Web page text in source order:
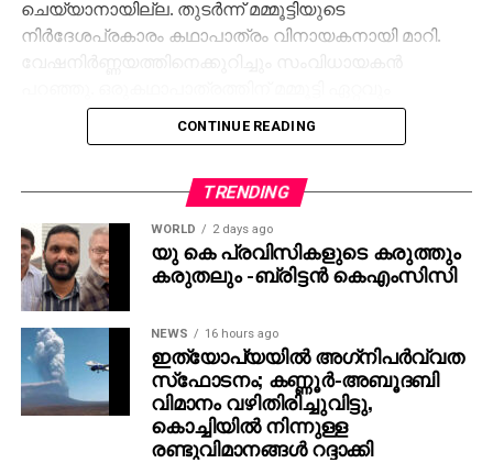
ചെയ്യാനായില്ല. തുടര്‍ന്ന് മമ്മൂട്ടിയുടെ
നിര്‍ദേശപ്രകാരം കഥാപാത്രം വിനായകനായി മാറി.
അനുയോജ്യനാണെന്ന് തോന്നിയതിനാല്‍
എക്‌സിക്യൂട്ടീവ് പ്രൊഡ്യൂസര്‍ വിവേക് ദാമോദരന്‍
തങ്ങള്‍ക്ക് മനസ്സിലുണ്ടായിരുന്നതുപോലെ തന്നെയാണ്
പൃഥ്വിരാജും ആ വേഷം മമ്മൂക്ക ചെയ്യണം എന്ന്
നിര്‍ദേശിച്ചതെന്നും അദ്ദേഹം വെളിപ്പെടുത്തി. ജിതിന്‍
കെ. ജോസ് പറഞ്ഞു പോലെ, വിനായകന്‍ അവതരിപ്പിച്ച
വേഷം തന്നെയാണ് ആദ്യം പൃഥ്വിരാജിന്
പരിഗണിച്ചത്. മമ്മൂട്ടി കമ്പനി നിര്‍മിച്ച ‘കളങ്കാവല്‍’
നവംബര്‍ 27ന് തീയേറ്ററുകളില്‍ റിലീസ് ചെയ്യും.
CONTINUE READING
TRENDING
WORLD 2 days ago
യു കെ പ്രവിസികളുടെ കരുത്തും
കരുതലും -ബ്രിട്ടൻ കെഎംസിസി
NEWS 16 hours ago
ഇത്യോപ്യയില്‍ അഗ്‌നിപര്‍വ്വത
സ്‌ഫോടനം; കണ്ണൂർ-അബൂദബി
വിമാനം വഴിതിരിച്ചുവിട്ടു,
കൊച്ചിയിൽ നിന്നുള്ള
രണ്ടുവിമാനങ്ങൾ റദ്ദാക്കി